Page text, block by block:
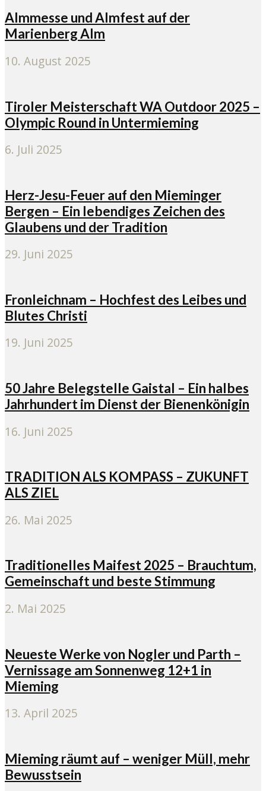
Almmesse und Almfest auf der
Marienberg Alm
10. August 2025
Tiroler Meisterschaft WA Outdoor 2025 –
Olympic Round in Untermieming
6. Juli 2025
Herz-Jesu-Feuer auf den Mieminger
Bergen – Ein lebendiges Zeichen des
Glaubens und der Tradition
29. Juni 2025
Fronleichnam – Hochfest des Leibes und
Blutes Christi
19. Juni 2025
50 Jahre Belegstelle Gaistal – Ein halbes
Jahrhundert im Dienst der Bienenkönigin
16. Juni 2025
TRADITION ALS KOMPASS – ZUKUNFT
ALS ZIEL
26. Mai 2025
Traditionelles Maifest 2025 – Brauchtum,
Gemeinschaft und beste Stimmung
2. Mai 2025
Neueste Werke von Nogler und Parth –
Vernissage am Sonnenweg 12+1 in
Mieming
13. April 2025
Mieming räumt auf – weniger Müll, mehr
Bewusstsein